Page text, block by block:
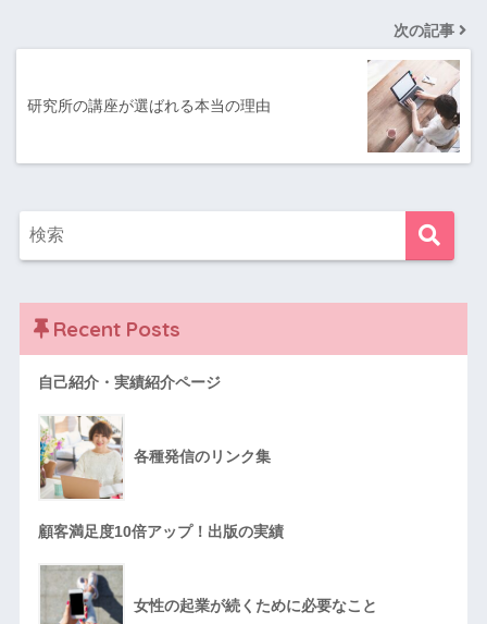
次の記事
研究所の講座が選ばれる本当の理由
Recent Posts
自己紹介・実績紹介ページ
各種発信のリンク集
顧客満足度10倍アップ！出版の実績
女性の起業が続くために必要なこと